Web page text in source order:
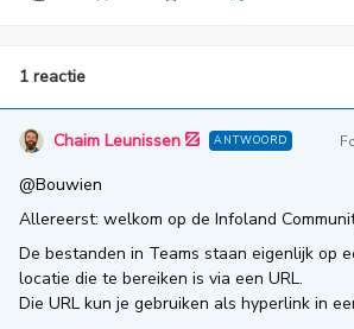
1 reactie
Chaim Leunissen ANTWOORD
@Bouwien
Allereerst: welkom op de Infoland
De bestanden in Teams staan eigenlijk op
locatie die te bereiken is via een URL.
Die URL kun je gebruiken als hyperlink in